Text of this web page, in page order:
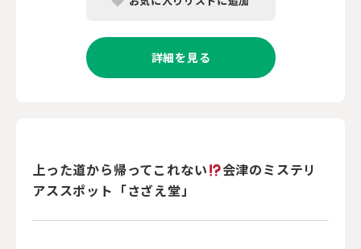
詳細を見る
上った道から帰ってこれない
会津のミステリ
アススポット「さざえ堂」